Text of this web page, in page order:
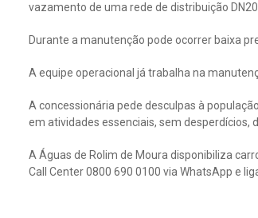
vazamento de uma rede de distribuição
Durante a manutenção pode ocorrer baixa
A equipe operacional já trabalha na
A concessionária pede desculpas à
em atividades essenciais, sem desperdícios,
A Águas de Rolim de Moura disponibiliza
Call Center 0800 690 0100 via WhatsApp e